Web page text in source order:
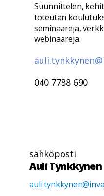
Suunnittelen,
toteutan
seminaareja,
webinaareja.
040 7788 690
sähköposti
Auli Tynkkynen